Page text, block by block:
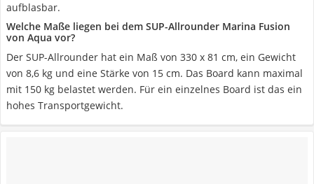
aufblasbar.
Welche Maße liegen bei dem SUP-Allrounder Marina Fusion
von Aqua vor?
Der SUP-Allrounder hat ein Maß von 330 x 81 cm, ein Gewicht
von 8,6 kg und eine Stärke von 15 cm. Das Board kann maximal
mit 150 kg belastet werden. Für ein einzelnes Board ist das ein
hohes Transportgewicht.